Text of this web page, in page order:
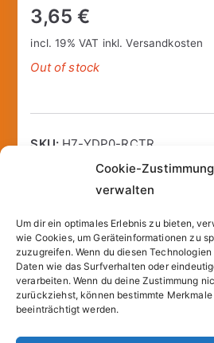
Cookie-Zustimmung
verwalten
Um dir ein optimales Erlebnis zu bieten,
wie Cookies, um Geräteinformationen zu
zuzugreifen. Wenn du diesen
Daten wie das Surfverhalten oder
verarbeiten. Wenn du deine Zustimmung
zurückziehst, können bestimmte
beeinträchtigt werden.
3,65€
incl. 19% VAT inkl.Versandkosten
Out of stock
SKU: H7-YDP0-RCTR
Description
FSK 0